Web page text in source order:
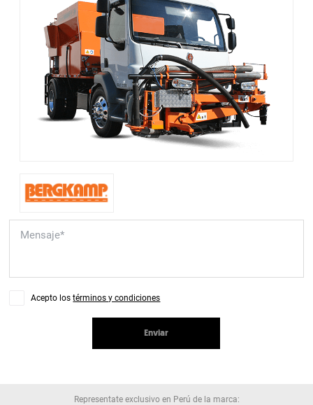
Acepto lostérminos y condiciones
Enviar
Representate exclusivo en Perú de la marca: